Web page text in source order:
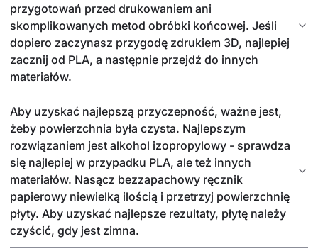
przygotowań przed drukowaniem ani
skomplikowanych metod obróbki końcowej. Jeśli
dopiero zaczynasz przygodę zdrukiem 3D, najlepiej
zacznij od PLA, a następnie przejdź do innych
materiałów.
Aby uzyskać najlepszą przyczepność, ważne jest,
żeby powierzchnia była czysta. Najlepszym
rozwiązaniem jest alkohol izopropylowy - sprawdza
się najlepiej w przypadku PLA, ale też innych
materiałów. Nasącz bezzapachowy ręcznik
papierowy niewielką ilością i przetrzyj powierzchnię
płyty. Aby uzyskać najlepsze rezultaty, płytę należy
czyścić, gdy jest zimna.